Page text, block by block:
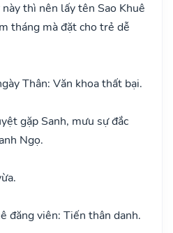
thì nên lấy tên Sao Khuê
tháng mà đặt cho trẻ dễ
Thân: Văn khoa thất bại.
gặp Sanh, mưu sự đắc
Ngọ.
đăng viên: Tiến thân danh.